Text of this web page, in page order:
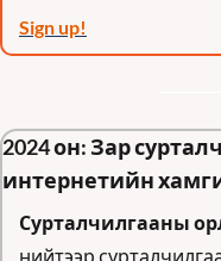
Sign up!
2024 он: Зар
интернетийн
Сурталчилгааны
нийтээр